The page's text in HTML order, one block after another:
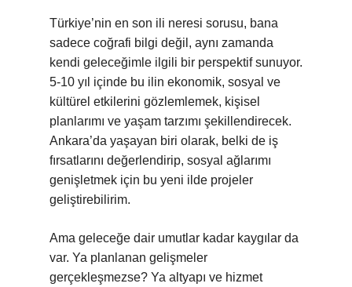
Türkiye’nin en son ili neresi sorusu, bana
sadece coğrafi bilgi değil, aynı zamanda
kendi geleceğimle ilgili bir perspektif sunuyor.
5-10 yıl içinde bu ilin ekonomik, sosyal ve
kültürel etkilerini gözlemlemek, kişisel
planlarımı ve yaşam tarzımı şekillendirecek.
Ankara’da yaşayan biri olarak, belki de iş
fırsatlarını değerlendirip, sosyal ağlarımı
genişletmek için bu yeni ilde projeler
geliştirebilirim.
Ama geleceğe dair umutlar kadar kaygılar da
var. Ya planlanan gelişmeler
gerçekleşmezse? Ya altyapı ve hizmet